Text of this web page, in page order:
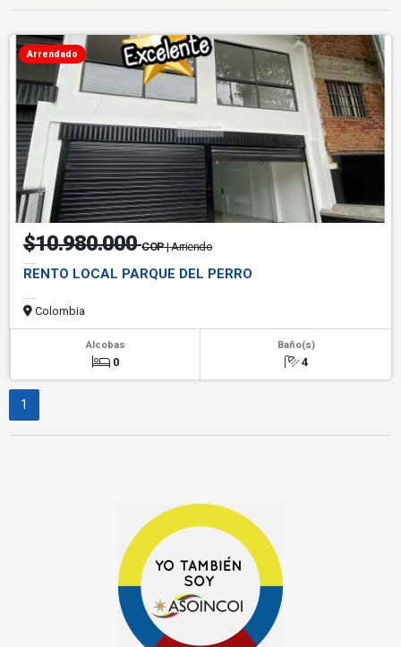
Arrendado
$10.980.000COP| Arriendo
RENTO LOCAL PARQUE DEL PERRO
Colombia
Alcobas
0
Baño(s)
4
1